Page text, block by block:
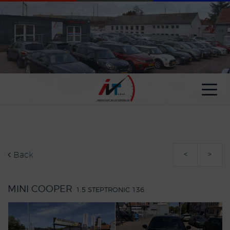
Back < >
MINI COOPER 1.5 STEPTRONIC 136
Cookies management panel